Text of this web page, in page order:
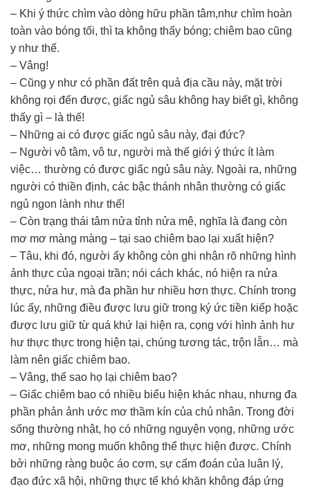
– Khi ý thức chìm vào dòng hữu phần tâm,như chìm hoàn
toàn vào bóng tối, thì ta không thấy bóng; chiêm bao cũng
y như thế.
– Vâng!
– Cũng y như có phần đất trên quả địa cầu này, mặt trời
không rọi đến được, giấc ngủ sâu không hay biết gì, không
thấy gì – là thế!
– Những ai có được giấc ngủ sâu này, đại đức?
– Người vô tâm, vô tư, người mà thế giới ý thức ít làm
việc… thường có được giấc ngủ sâu này. Ngoài ra, những
người có thiền định, các bậc thánh nhân thường có giấc
ngủ ngon lành như thế!
– Còn trạng thái tâm nửa tỉnh nửa mê, nghĩa là đang còn
mơ mơ màng màng – tại sao chiêm bao lại xuất hiện?
– Tâu, khi đó, người ấy không còn ghi nhận rõ những hình
ảnh thực của ngoại trần; nói cách khác, nó hiện ra nửa
thực, nửa hư, mà đa phần hư nhiều hơn thực. Chính trong
lúc ấy, những điều được lưu giữ trong ký ức tiền kiếp hoặc
được lưu giữ từ quá khứ lại hiện ra, cọng với hình ảnh hư
hư thực thực trong hiện tại, chúng tương tác, trộn lẫn… mà
làm nên giấc chiêm bao.
– Vâng, thế sao họ lại chiêm bao?
– Giấc chiêm bao có nhiều biểu hiện khác nhau, nhưng đa
phần phản ảnh ước mơ thầm kín của chủ nhân. Trong đời
sống thường nhật, họ có những nguyện vọng, những ước
mơ, những mong muốn không thể thực hiện được. Chính
bởi những ràng buộc áo cơm, sự cấm đoán của luân lý,
đạo đức xã hội, những thực tế khó khăn không đáp ứng